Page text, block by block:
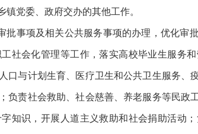
党委、政府交办的其他工作。
批事项及相关公共服务事项的办理，优化审
社会化管理等工作，落实高校毕业生服务
口与计划生育、医疗卫生和公共卫生服务、
负责社会救助、社会慈善、养老服务等民政
知识，开展人道主义救助和社会捐助活动